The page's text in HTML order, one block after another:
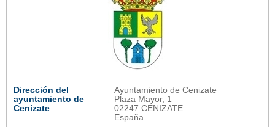
Dirección del
ayuntamiento de
Cenizate
Ayuntamiento de Cenizate
Plaza Mayor, 1
02247 CENIZATE
España